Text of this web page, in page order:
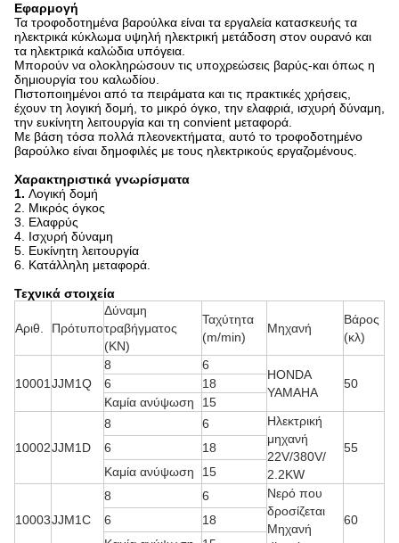
Εφαρμογή
Τα τροφοδοτημένα βαρούλκα είναι τα εργαλεία κατασκευής τα
ηλεκτρικά κύκλωμα υψηλή ηλεκτρική μετάδοση στον ουρανό και
τα ηλεκτρικά καλώδια υπόγεια.
Μπορούν να ολοκληρώσουν τις υποχρεώσεις βαρύς-και όπως η
δημιουργία του καλωδίου.
Πιστοποιημένοι από τα πειράματα και τις πρακτικές χρήσεις,
έχουν τη λογική δομή, το μικρό όγκο, την ελαφριά, ισχυρή δύναμη,
την ευκίνητη λειτουργία και τη convient μεταφορά.
Με βάση τόσα πολλά πλεονεκτήματα, αυτό το τροφοδοτημένο
βαρούλκο είναι δημοφιλές με τους ηλεκτρικούς εργαζομένους.
Χαρακτηριστικά γνωρίσματα
1. Λογική δομή
2. Μικρός όγκος
3. Ελαφρύς
4. Ισχυρή δύναμη
5. Ευκίνητη λειτουργία
6. Κατάλληλη μεταφορά.
Τεχνικά στοιχεία
Αριθ. Πρότυπο
Δύναμη
τραβήγματος
(KN)
Ταχύτητα
(m/min)
Μηχανή
Βάρος
(κλ)
10001 JJM1Q
8 6
HONDA
YAMAHA
50
6
18
Καμία ανύψωση
15
10002JJM1D
8 6
Ηλεκτρική
μηχανή
22V/380V/
2.2KW
55
6
18
Καμία ανύψωση
15
10003JJM1C
8 6
Νερό που
δροσίζεται
Μηχανή
60
6
18